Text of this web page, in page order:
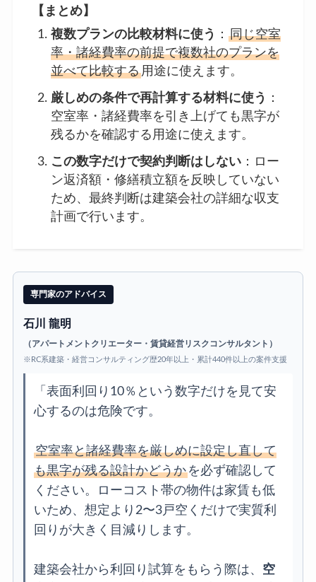
【まとめ】
複数プランの比較材料に使う
： 同じ空室
率・諸経費率の前提で複数社のプランを
並べて比較する用途に使えます。
厳しめの条件で再計算する材料に使う
：
空室率・諸経費率を引き上げても黒字が
残るかを確認する用途に使えます。
この数字だけで契約判断はしない：ロー
ン返済額・修繕積立額を反映していない
ため、最終判断は建築会社の詳細な収支
計画で行います。
専門家のアドバイス
石川 龍明
（アパートメントクリエーター・賃貸経営リスクコンサルタント）
※RC系建築・経営コンサルティング歴20年以上・累計440件以上の案件支援
「表面利回り10％という数字だけを見て安
心するのは危険です。
空室率と諸経費率を厳しめに設定し直して
も黒字が残る設計かどうかを必ず確認して
ください。ローコスト帯の物件は家賃も低
いため、想定より2〜3戸空くだけで実質利
回りが大きく目減りします。
建築会社から利回り試算をもらう際は、 空